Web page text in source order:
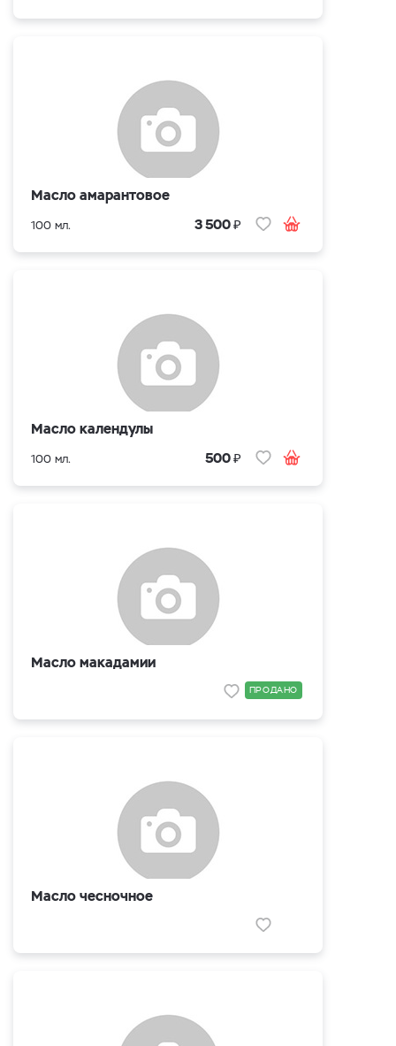
Масло амарантовое
100 мл. 3 500₽
Масло календулы
100 мл. 500₽
Масло макадамии
ПРОДАНО
Масло чесночное